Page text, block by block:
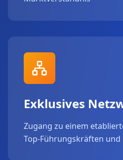
Exklusives
Zugang zu einem
Top-Führungskräften und